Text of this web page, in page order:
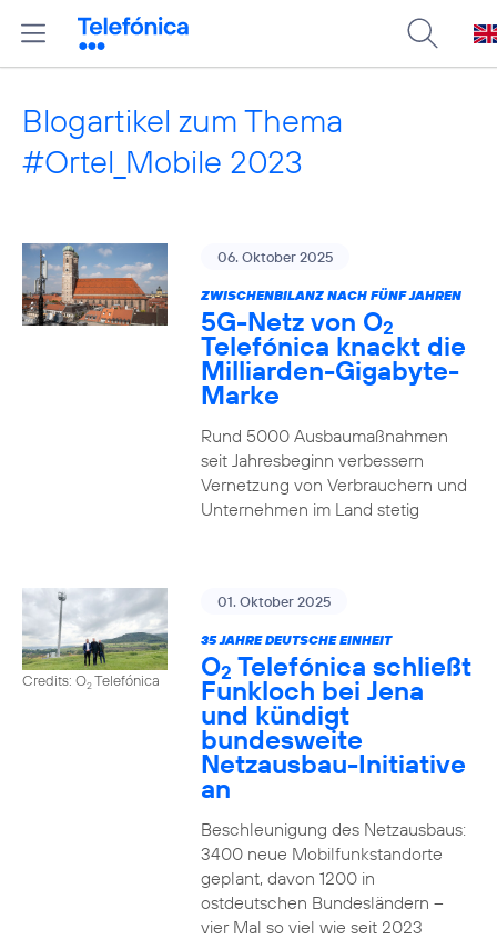
Blogartikel zum Thema
#Ortel_Mobile 2023
06. Oktober 2025
ZWISCHENBILANZ NACH FÜNF JAHREN
5G-Netz von O2
Telefónica knackt die
Milliarden-Gigabyte-
Marke
Rund 5000 Ausbaumaßnahmen
seit Jahresbeginn verbessern
Vernetzung von Verbrauchern und
Unternehmen im Land stetig
Credits: O2Telefónica
01. Oktober 2025
35 JAHRE DEUTSCHE EINHEIT
O2 Telefónica schließt
Funkloch bei Jena
und kündigt
bundesweite
Netzausbau-Initiative
an
Beschleunigung des Netzausbaus:
3400 neue Mobilfunkstandorte
geplant, davon 1200 in
ostdeutschen Bundesländern –
vier Mal so viel wie seit 2023